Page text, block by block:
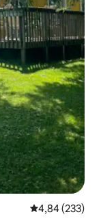
Միջին
4,84 (233)